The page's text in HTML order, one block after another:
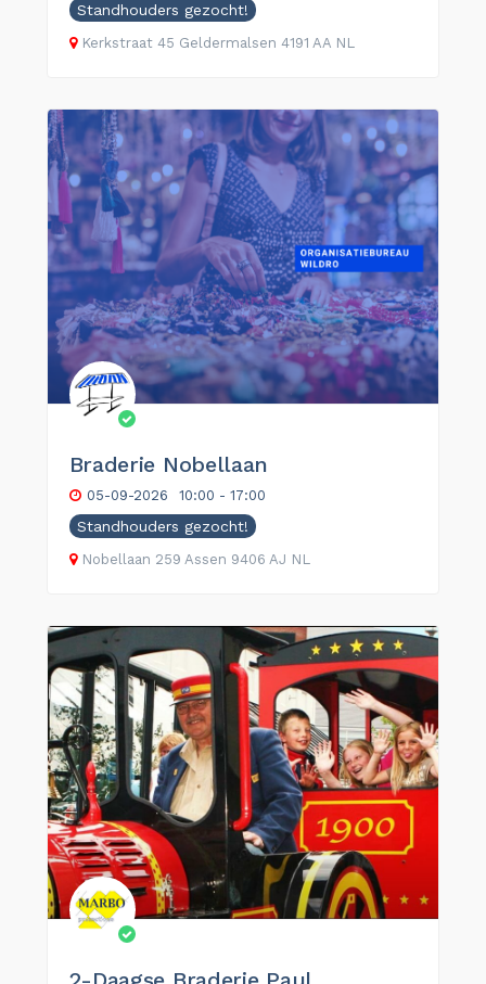
Standhouders gezocht!
Kerkstraat 45 Geldermalsen 4191 AA NL
Braderie Nobellaan
05-09-2026 10:00 - 17:00
Standhouders gezocht!
Nobellaan 259 Assen 9406 AJ NL